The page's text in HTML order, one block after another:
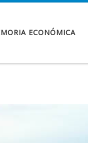
ECONÓMICA